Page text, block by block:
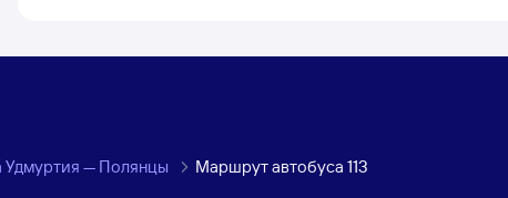
Удмуртия — Полянцы Маршрут автобуса 113